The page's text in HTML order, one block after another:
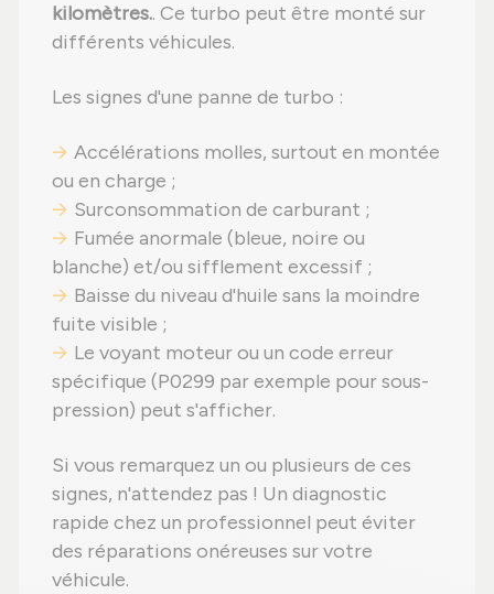
kilomètres.. Ce turbo peut être monté sur
différents véhicules.
Les signes d'une panne de turbo :
Accélérations molles, surtout en montée
ou en charge ;
Surconsommation de carburant ;
Fumée anormale (bleue, noire ou
blanche) et/ou sifflement excessif ;
Baisse du niveau d'huile sans la moindre
fuite visible ;
Le voyant moteur ou un code erreur
spécifique (P0299 par exemple pour sous-
pression) peut s'afficher.
Si vous remarquez un ou plusieurs de ces
signes, n'attendez pas ! Un diagnostic
rapide chez un professionnel peut éviter
des réparations onéreuses sur votre
véhicule.